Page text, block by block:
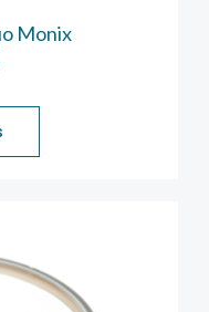
Monix